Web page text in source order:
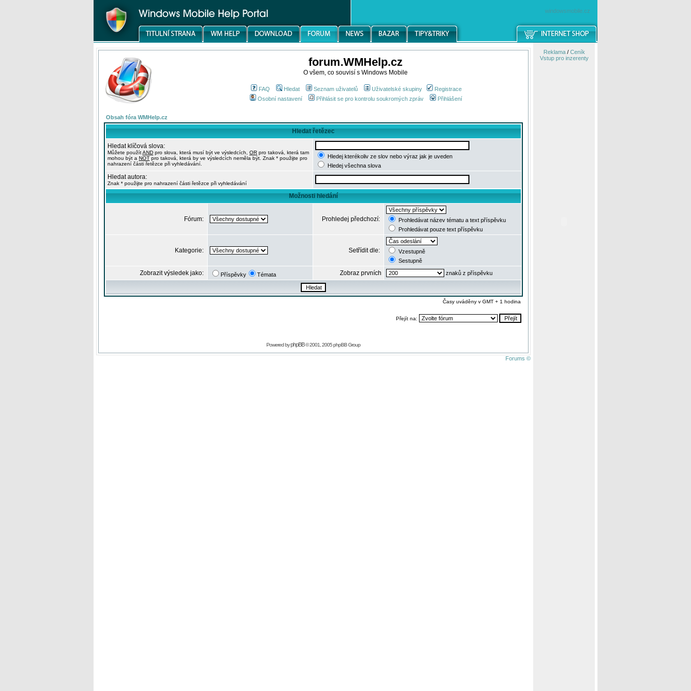
windowsmobile.cz
forum.WMHelp.cz
O všem, co souvisí s Windows Mobile
FAQ Hledat Seznam uživatelů Uživatelské skupiny
Registrace
Osobní nastavení
Přihlásit se pro kontrolu soukromých zpráv Přihlášení
Obsah fóra WMHelp.cz
Hledat řetězec
Hledat klíčová slova:
Můžete použítAND pro slova, která musí být ve výsledcích, OR pro taková, která tam
mohou být a NOT pro taková, která by ve výsledcích neměla být. Znak * použijte pro
nahrazení části řetězce při vyhledávání.
Hledej kterékoliv ze slov nebo výraz jak je uveden
Hledej všechna slova
Hledat autora:
Znak * použijte pro nahrazení části řetězce při vyhledávání
Možnosti hledání
Fórum: Prohledej předchozí:
Prohledávat název tématu a text příspěvku
Prohledávat pouze text příspěvku
Kategorie: Setřídit dle:
Vzestupně
Sestupně
Zobrazit výsledek jako: Příspěvky Témata Zobraz prvních znaků z příspěvku
Časy uváděny v GMT + 1 hodina
Přejít na:
Powered byphpBB© 2001, 2005 phpBB Group
Forums ©
Reklama/ Ceník
Vstup pro inzerenty